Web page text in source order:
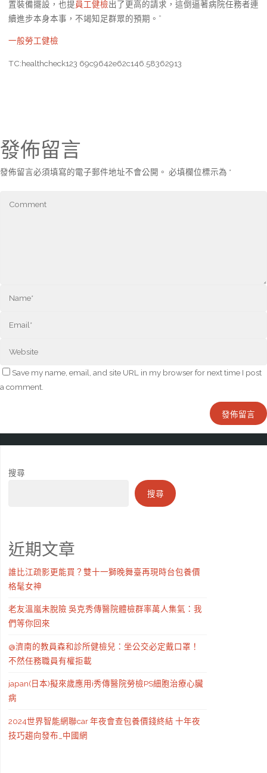
置裝備擺設，也提員工健檢出了更高的請求，這倒逼著病院任務者連
續進步本身本事，不竭知足群眾的預期。”
一般勞工健檢
TC:healthcheck123 69c9642e62c146.58362913
發佈留言
發佈留言必須填寫的電子郵件地址不會公開。 必填欄位標示為 *
Save my name, email, and site URL in my browser for next time I post
a comment.
搜尋
搜尋
近期文章
誰比江疏影更能買？雙十一獅晚舞臺再現時台包養價
格髦女神
老友溫嵐未脫險 吳克秀傳醫院體檢群率萬人集氣：我
們等你回來
@濟南的教員森和診所健檢兒：坐公交必定戴口罩！
不然任務職員有權拒載
japan(日本)擬來歲應用i秀傳醫院勞檢PS細胞治療心臟
病
2024世界智能網聯car 年夜會查包養價錢終結 十年夜
技巧趨向發布_中國網